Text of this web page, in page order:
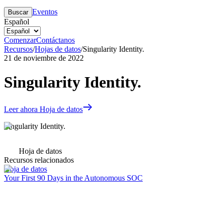
Buscar Eventos
Español
ComenzarContáctanos
Recursos/Hojas de datos/Singularity Identity.
21 de noviembre de 2022
Singularity Identity.
Leer ahora Hoja de datos
Singularity Identity.
Hoja de datos
Recursos relacionados
Hoja de datos
Your First 90 Days in the Autonomous SOC